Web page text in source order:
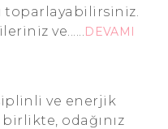
toparlayabilirsiniz.
ve......DEVAMI
ve enerjik
odağınız